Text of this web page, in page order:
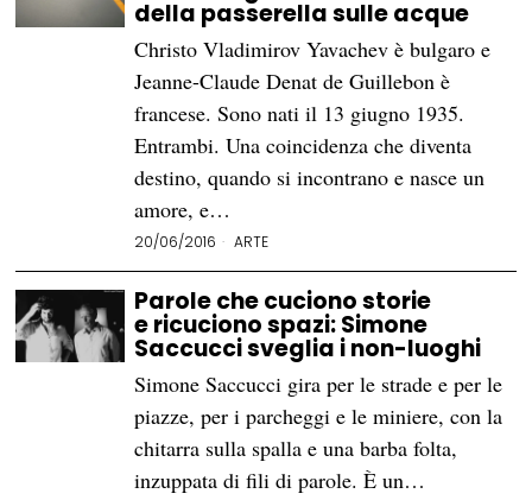
della passerella sulle acque
Christo Vladimirov Yavachev è bulgaro e
Jeanne-Claude Denat de Guillebon è
francese. Sono nati il 13 giugno 1935.
Entrambi. Una coincidenza che diventa
destino, quando si incontrano e nasce un
amore, e…
20/06/2016 ARTE
Parole che cuciono storie
e ricuciono spazi: Simone
Saccucci sveglia i non-luoghi
Simone Saccucci gira per le strade e per le
piazze, per i parcheggi e le miniere, con la
chitarra sulla spalla e una barba folta,
inzuppata di fili di parole. È un…